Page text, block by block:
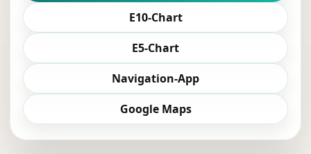
E10-Chart
E5-Chart
Navigation-App
Google Maps